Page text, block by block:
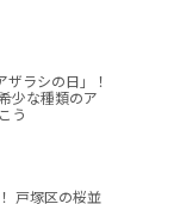
ラシの日」！
少な種類のア
う
戸塚区の桜並